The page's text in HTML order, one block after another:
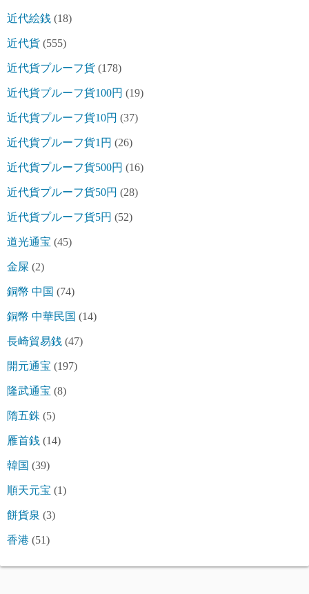
近代絵銭 (18)
近代貨 (555)
近代貨プルーフ貨 (178)
近代貨プルーフ貨100円 (19)
近代貨プルーフ貨10円 (37)
近代貨プルーフ貨1円 (26)
近代貨プルーフ貨500円 (16)
近代貨プルーフ貨50円 (28)
近代貨プルーフ貨5円 (52)
道光通宝 (45)
金屎 (2)
銅幣 中国 (74)
銅幣 中華民国 (14)
長崎貿易銭 (47)
開元通宝 (197)
隆武通宝 (8)
隋五銖 (5)
雁首銭 (14)
韓国 (39)
順天元宝 (1)
餅貨泉 (3)
香港 (51)